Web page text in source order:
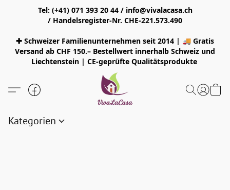
Tel: (+41) 071 393 20 44 / info@vivalacasa.ch
/ Handelsregister-Nr. CHE-221.573.490
✚ Schweizer Familienunternehmen seit 2014 | 🚚 Gratis
Versand ab CHF 150.– Bestellwert innerhalb Schweiz und
Liechtenstein | CE-geprüfte Qualitätsprodukte
Kategorien